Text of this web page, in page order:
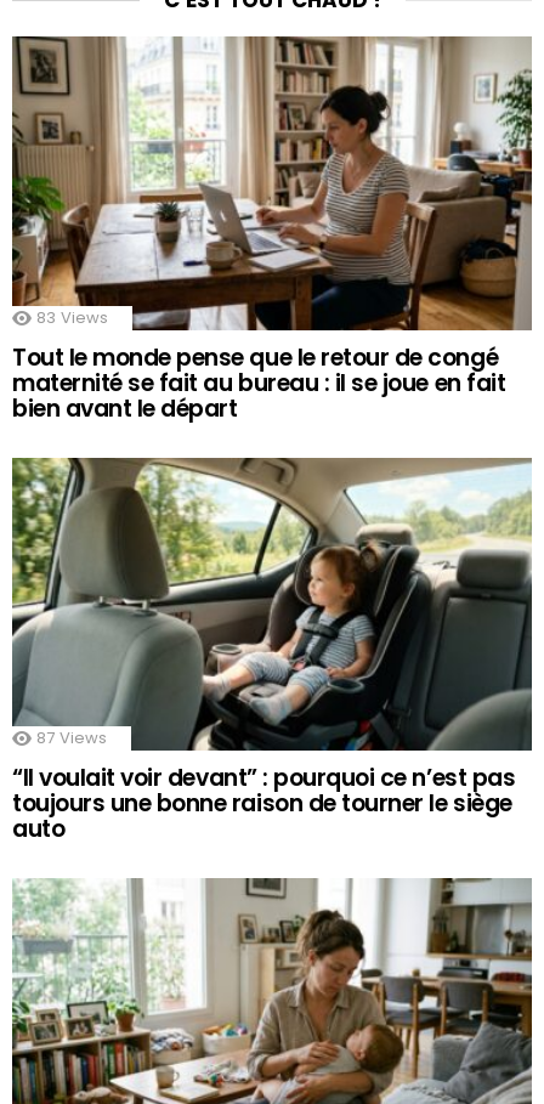
83 Views
Tout le monde pense que le retour de congé
maternité se fait au bureau : il se joue en fait
bien avant le départ
87 Views
“Il voulait voir devant” : pourquoi ce n’est pas
toujours une bonne raison de tourner le siège
auto